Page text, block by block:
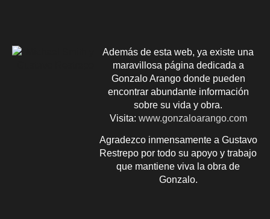
Además de esta web, ya existe una
maravillosa página dedicada a
Gonzalo Arango donde pueden
encontrar abundante información
sobre su vida y obra.
Visita: www.gonzaloarango.com
Agradezco inmensamente a Gustavo
Restrepo por todo su apoyo y trabajo
que mantiene viva la obra de
Gonzalo.